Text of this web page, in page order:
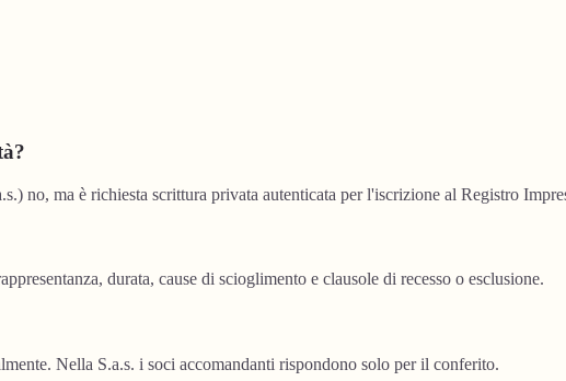
no, ma è richiesta scrittura privata autenticata per l'iscrizione al Registro
durata, cause di scioglimento e clausole di recesso o esclusione.
Nella S.a.s. i soci accomandanti rispondono solo per il conferito.